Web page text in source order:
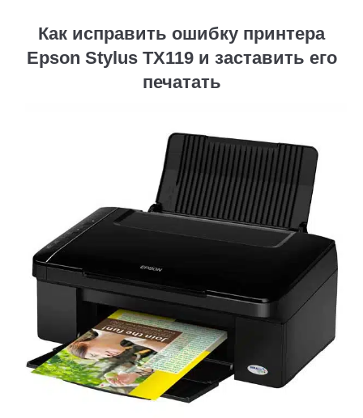
Как исправить ошибку принтера
Epson Stylus TX119 и заставить его
печатать